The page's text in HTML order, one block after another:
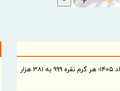
قیمت نقره امروز شنبه ۱۰ مرداد ۱۴۰۵؛ هر گرم نقره ۹۹۹ به ۳۸۱ هزار